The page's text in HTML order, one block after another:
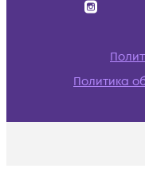
Политика